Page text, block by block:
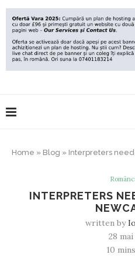
Home » Blog » Interpreters
INTERPRETERS
written by
28 mai
10